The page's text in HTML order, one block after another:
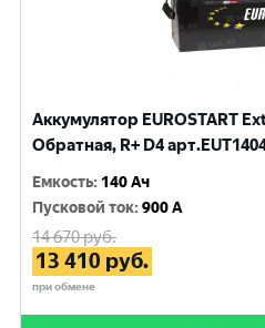
Аккумулятор EUROSTART
Обратная, R+ D4
Емкость: 140 Ач
Пусковой ток:900 A
14 670руб.
13 410 руб.
при обмене